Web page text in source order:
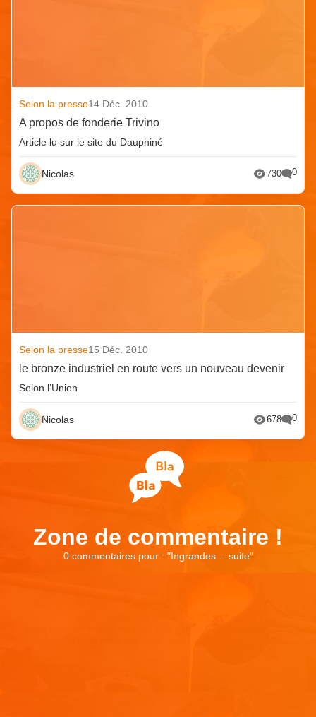
Selon la presse14 Déc. 2010
A propos de fonderie Trivino
Article lu sur le site du Dauphiné
Nicolas 730 0
Selon la presse15 Déc. 2010
le bronze industriel en route vers un nouveau devenir
Selon l’Union
Nicolas 678 0
Zone de commentaire !
0 commentaires pour : "Ingrandes …suite"